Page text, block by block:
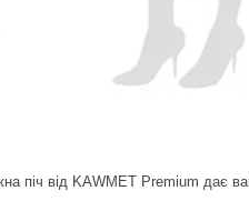
піч від KAWMET Premium дає